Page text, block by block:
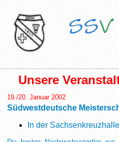
Unsere
19./20. Januar 2002
Südwestdeutsche
In der